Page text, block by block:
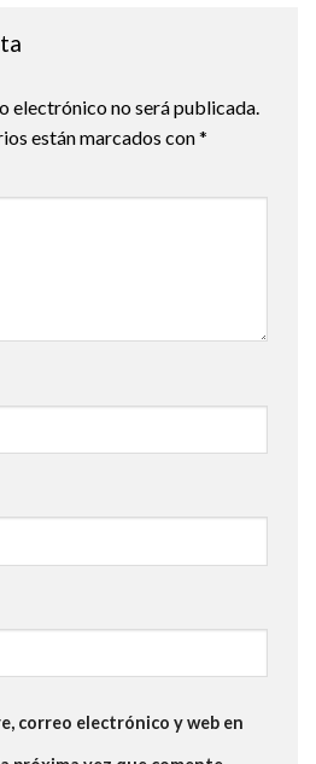
electrónico no será publicada.
están marcados con*
correo electrónico y web en